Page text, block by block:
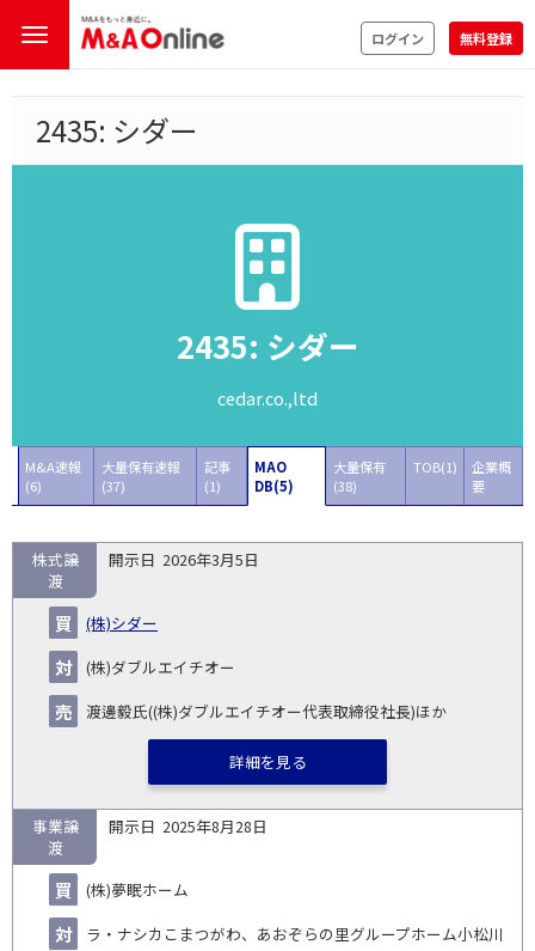
ログイン 無料登録
2435: シダー
2435: シダー
cedar.co.,ltd
M&A速報
(6)
大量保有速報
(37)
記事
(1)
MAO
DB(5)
大量保有
(38)
TOB(1)
企業概
要
No.
開
示
日
買
い
手
事業
手
円)
2026年3月5日
(株)シダー
(株)ダブルエイチオー
渡邊毅氏((株)ダブルエイチオー代表取締役社長)ほか
株式譲
渡
詳細を見る
2025年8月28日
(株)夢眠ホーム
ラ・ナシカこまつがわ、あおぞらの里グループホーム小松川
事業譲
渡